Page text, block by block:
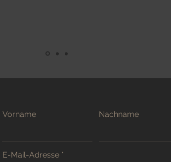
Vorname Nachname
E-Mail-Adresse